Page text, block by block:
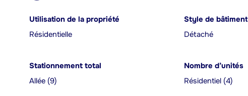
Utilisation de la propriété
Résidentielle
Style de bâtiment
Détaché
Stationnement total
Allée (9)
Nombre d’unités
Résidentiel (4)